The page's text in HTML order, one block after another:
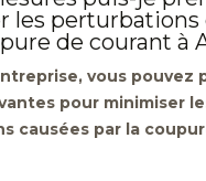
les perturbations
de courant à
vous pouvez
pour minimiser
causées par la